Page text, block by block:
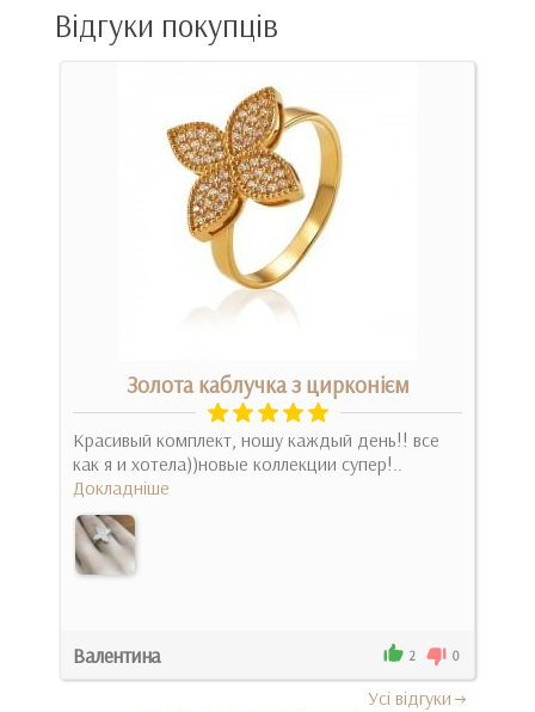
Відгуки покупців
Золота каблучка з цирконієм
Красивый комплект, ношу каждый день!! все
как я и хотела))новые коллекции супер!..
Докладніше
Валентина 2 0
Усi вiдгуки